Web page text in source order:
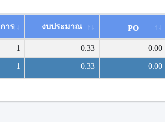
าร งบประมาณ PO
1 0.33 0.00
1 0.33 0.00